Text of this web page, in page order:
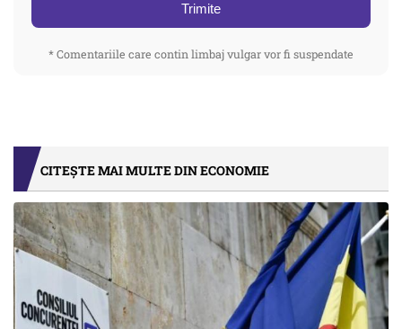
Trimite
* Comentariile care contin limbaj vulgar vor fi suspendate
CITEȘTE MAI MULTE DIN ECONOMIE